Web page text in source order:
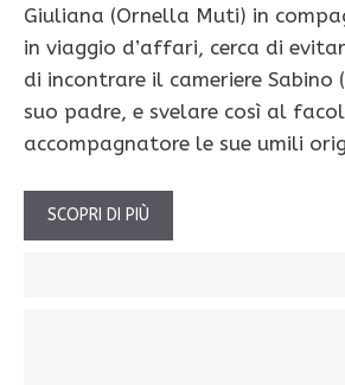
Giuliana (Ornella Muti) in
in viaggio d’affari, cerca di
di incontrare il cameriere Sabino
suo padre, e svelare così al
accompagnatore le sue umili
SCOPRI DI PIÙ